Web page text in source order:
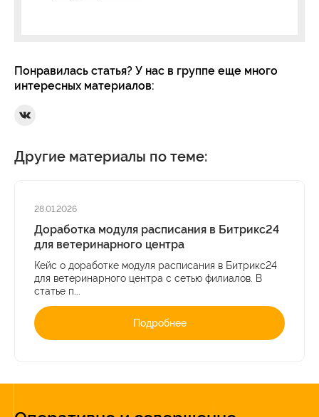
Понравилась статья? У нас в группе еще много
интересных материалов:
Ссылка на Вконтакте
Другие материалы по теме:
28.01.2026
Доработка модуля расписания в Битрикс24
для ветеринарного центра
Кейс о доработке модуля расписания в Битрикс24
для ветеринарного центра с сетью филиалов. В
статье п...
Подробнее